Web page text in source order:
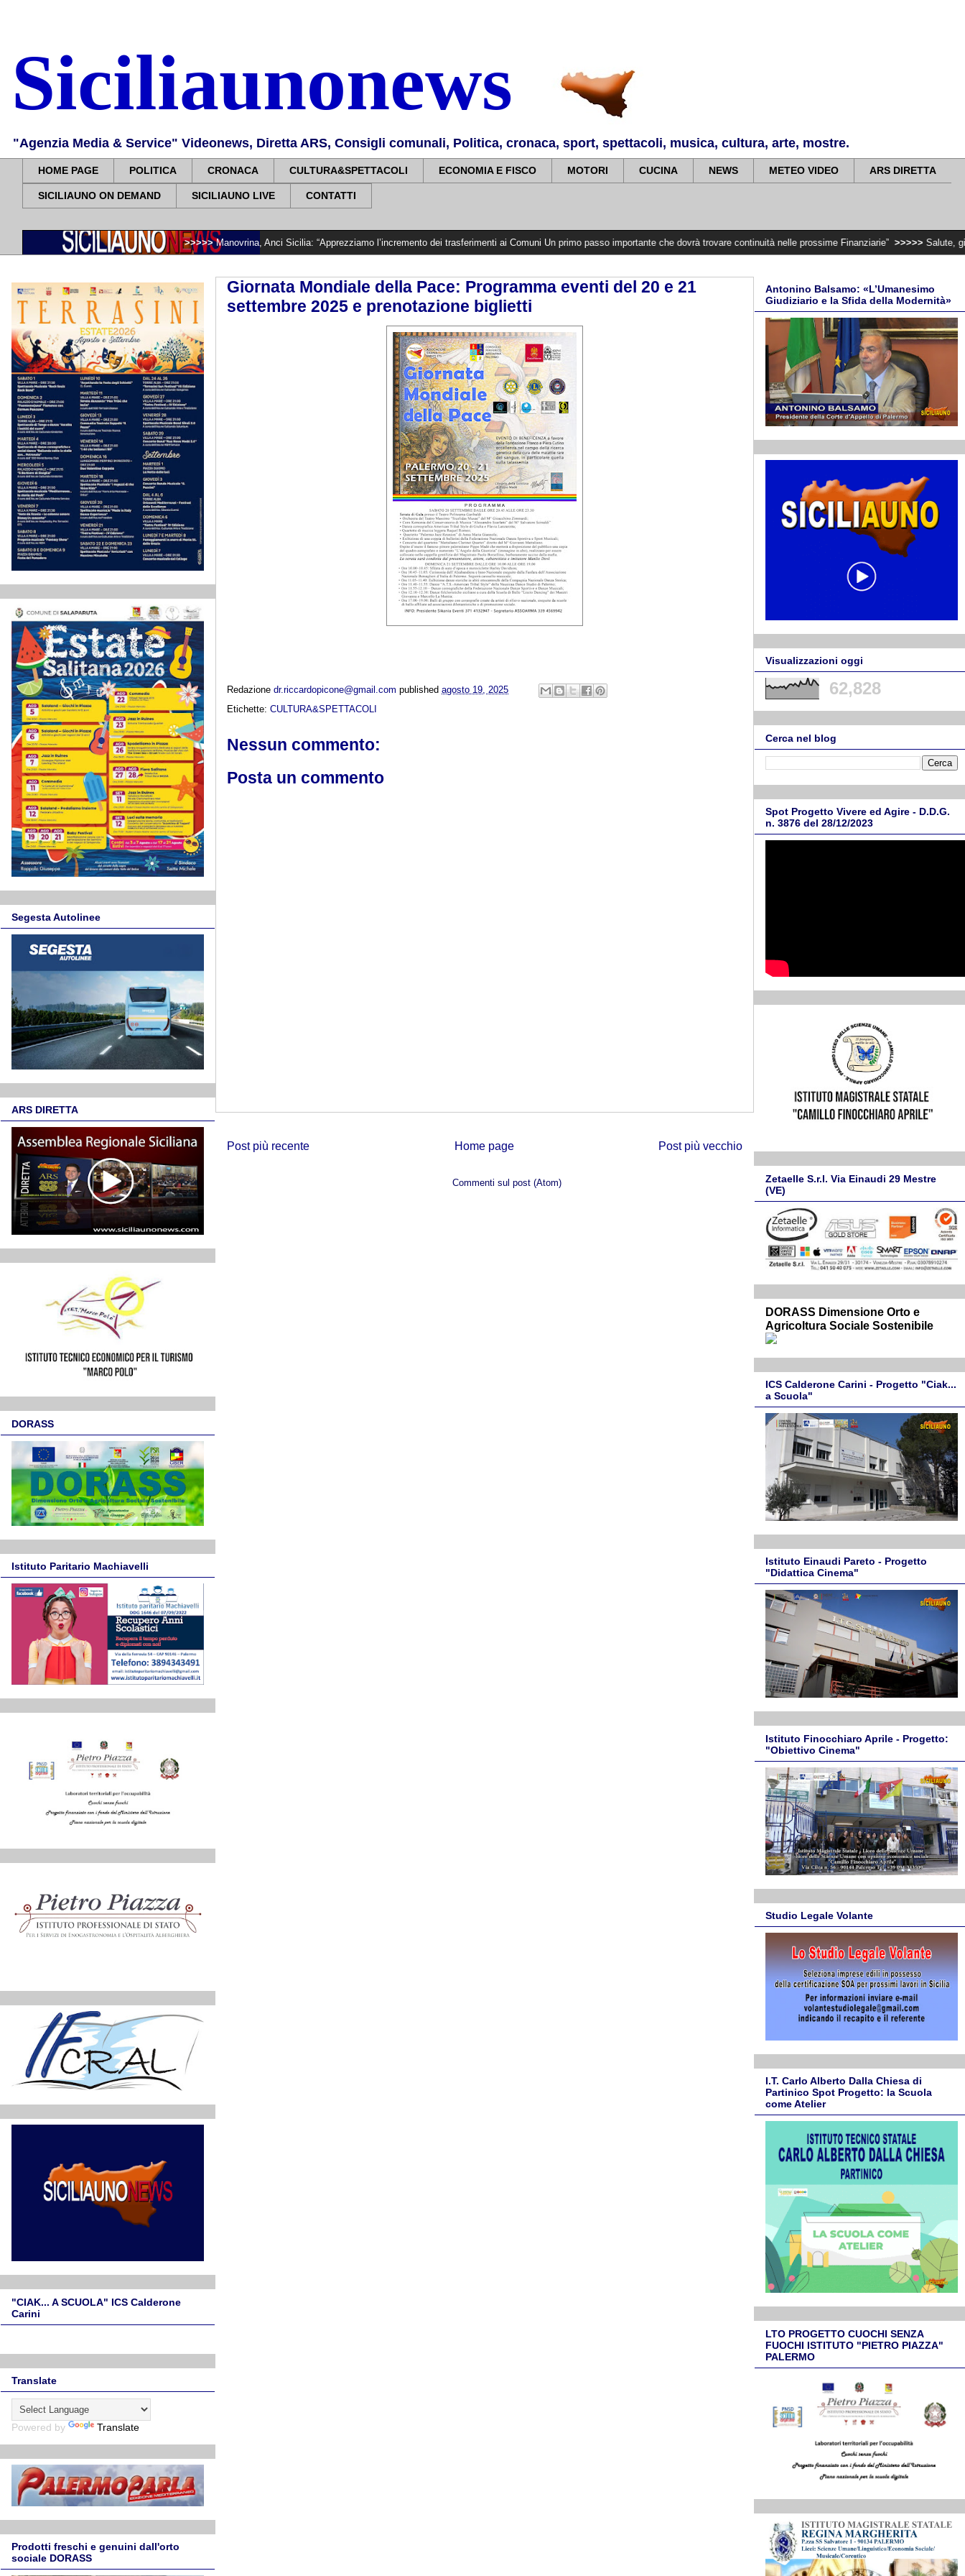
Siciliaunonews
"Agenzia Media & Service" Videonews, Diretta ARS, Consigli comunali, Politica, cronaca, sport, spettacoli, musica, cultura, arte, mostre.
HOME PAGE POLITICA CRONACA CULTURA&SPETTACOLI ECONOMIA E FISCO MOTORI CUCINA NEWS METEO VIDEO ARS DIRETTA
SICILIAUNO ON DEMAND SICILIAUNO LIVE CONTATTI
>>>>> Manovrina, Anci Sicilia: “Apprezziamo l’incremento dei trasferimenti ai Comuni Un primo passo importante che dovrà trovare continuità nelle prossime Finanziarie” >>>>> Salute, giunta
Giornata Mondiale della Pace: Programma eventi del 20 e 21
settembre 2025 e prenotazione biglietti
Redazione dr.riccardopicone@gmail.com published agosto 19, 2025
Etichette: CULTURA&SPETTACOLI
Nessun commento:
Posta un commento
Post più recente Post più vecchio
Home page
Commenti sul post (Atom)
Segesta Autolinee
ARS DIRETTA
DORASS
Istituto Paritario Machiavelli
"CIAK... A SCUOLA" ICS Calderone
Carini
Translate
Powered by Translate
Prodotti freschi e genuini dall'orto
sociale DORASS
Antonino Balsamo: «L’Umanesimo
Giudiziario e la Sfida della Modernità»
Visualizzazioni oggi
62,828
Cerca nel blog
Spot Progetto Vivere ed Agire - D.D.G.
n. 3876 del 28/12/2023
Zetaelle S.r.l. Via Einaudi 29 Mestre
(VE)
DORASS Dimensione Orto e
Agricoltura Sociale Sostenibile
ICS Calderone Carini - Progetto "Ciak...
a Scuola"
Istituto Einaudi Pareto - Progetto
"Didattica Cinema"
Istituto Finocchiaro Aprile - Progetto:
"Obiettivo Cinema"
Studio Legale Volante
I.T. Carlo Alberto Dalla Chiesa di
Partinico Spot Progetto: la Scuola
come Atelier
LTO PROGETTO CUOCHI SENZA
FUOCHI ISTITUTO "PIETRO PIAZZA"
PALERMO